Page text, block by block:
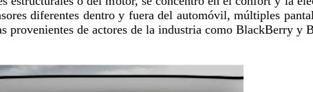
diferentes dentro y fuera del automóvil, múltiples
provenientes de actores de la industria como BlackBerry y